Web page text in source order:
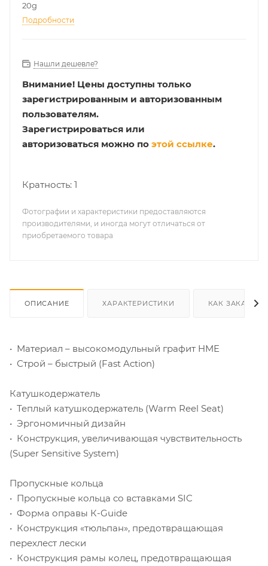
20g
Подробности
Нашли дешевле?
Внимание! Цены доступны только
зарегистрированным и авторизованным
пользователям.
Зарегистрироваться или
авторизоваться можно по этой ссылке.
Кратность: 1
Фотографии и характеристики предоставляются
производителями, и иногда могут отличаться от
приобретаемого товара
ОПИСАНИЕ ХАРАКТЕРИСТИКИ КАК ЗАКАЗАТЬ
• Материал – высокомодульный графит HME
• Строй – быстрый (Fast Action)
Катушкодержатель
• Теплый катушкодержатель (Warm Reel Seat)
• Эргономичный дизайн
• Конструкция, увеличивающая чувствительность
(Super Sensitive System)
Пропускные кольца
• Пропускные кольца cо вставками SIC
• Форма оправы К-Guide
• Конструкция «тюльпан», предотвращающая
перехлест лески
• Конструкция рамы колец, предотвращающая